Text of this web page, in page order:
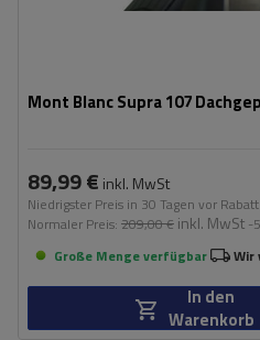
Mont Blanc Supra 107
89,99 € inkl. MwSt
Niedrigster Preis in 30 Tagen vor Rabatt:
Normaler Preis: 209,00 € inkl. MwSt -
Große Menge verfügbar
Wir
In den
Warenkorb